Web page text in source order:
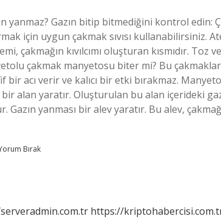
yanmaz? Gazın bitip bitmediğini kontrol edin:
için uygun çakmak sıvısı kullanabilirsiniz.
çakmağın kıvılcımı oluşturan kısmıdır. Toz
çakmak manyetosu biter mi? Bu
acı verir ve kalıcı bir etki bırakmaz.
alan yaratır. Oluşturulan bu alan içerideki
Gazın yanması bir alev yaratır. Bu alev,
Bırak
https://